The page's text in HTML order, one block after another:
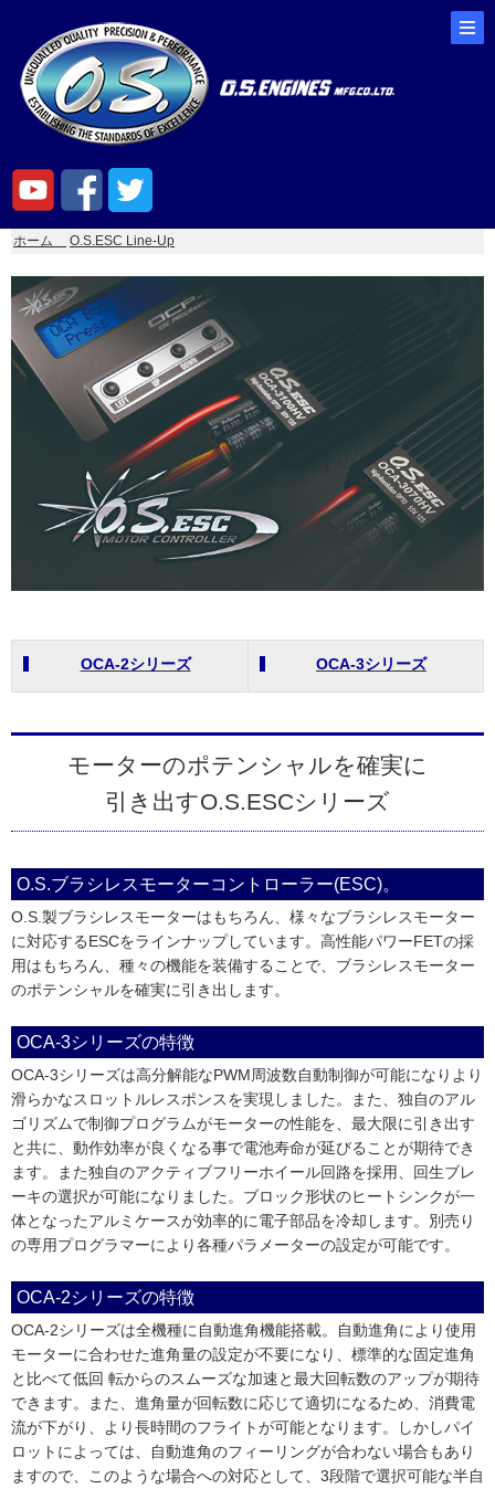
ホーム O.S.ESC Line-Up
OCA-2シリーズ OCA-3シリーズ
モーターのポテンシャルを確実に
引き出すO.S.ESCシリーズ
O.S.ブラシレスモーターコントローラー(ESC)。
O.S.製ブラシレスモーターはもちろん、様々なブラシレスモーター
に対応するESCをラインナップしています。高性能パワーFETの採
用はもちろん、種々の機能を装備することで、ブラシレスモーター
のポテンシャルを確実に引き出します。
OCA-3シリーズの特徴
OCA-3シリーズは高分解能なPWM周波数自動制御が可能になりより
滑らかなスロットルレスポンスを実現しました。また、独自のアル
ゴリズムで制御プログラムがモーターの性能を、最大限に引き出す
と共に、動作効率が良くなる事で電池寿命が延びることが期待でき
ます。また独自のアクティブフリーホイール回路を採用、回生ブレ
ーキの選択が可能になりました。ブロック形状のヒートシンクが一
体となったアルミケースが効率的に電子部品を冷却します。別売り
の専用プログラマーにより各種パラメーターの設定が可能です。
OCA-2シリーズの特徴
OCA-2シリーズは全機種に自動進角機能搭載。自動進角により使用
モーターに合わせた進角量の設定が不要になり、標準的な固定進角
と比べて低回 転からのスムーズな加速と最大回転数のアップが期待
できます。また、進角量が回転数に応じて適切になるため、消費電
流が下がり、より長時間のフライトが可能となります。しかしパイ
ロットによっては、自動進角のフィーリングが合わない場合もあり
ますので、このような場合への対応として、3段階で選択可能な半自